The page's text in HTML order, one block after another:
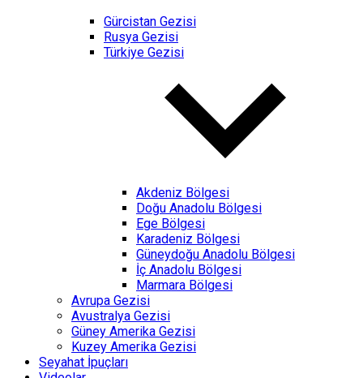
Gürcistan Gezisi
Rusya Gezisi
Türkiye Gezisi
Akdeniz Bölgesi
Doğu Anadolu Bölgesi
Ege Bölgesi
Karadeniz Bölgesi
Güneydoğu Anadolu Bölgesi
İç Anadolu Bölgesi
Marmara Bölgesi
Avrupa Gezisi
Avustralya Gezisi
Güney Amerika Gezisi
Kuzey Amerika Gezisi
Seyahat İpuçları